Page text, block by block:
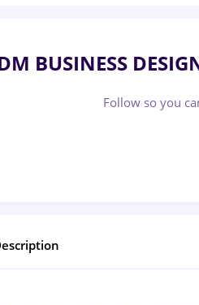
BUSINESS
Follow so you